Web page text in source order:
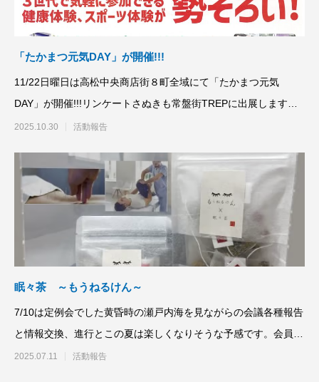
「たかまつ元気DAY」が開催!!!
11/22日曜日は高松中央商店街８町全域にて「たかまつ元気
DAY」が開催!!!リンケートさぬきも常盤街TREPに出展します。
みなさま
2025.10.30 活動報告
眠々茶 ～もうねるけん～
7/10は定例会でした黄昏時の瀬戸内海を見ながらの会議各種報告
と情報交換、進行とこの夏は楽しくなりそうな予感です。会員の
水藤様からのご
2025.07.11 活動報告